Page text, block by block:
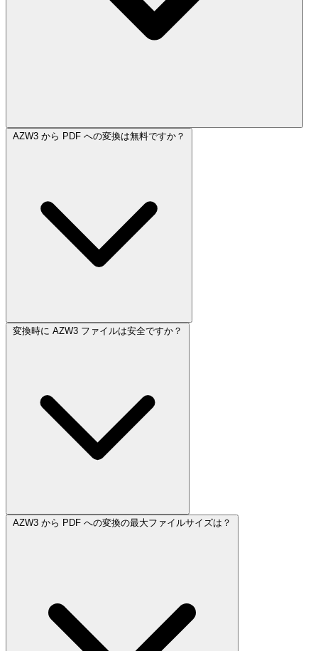
AZW3 から PDF への変換は無料ですか？
変換時に AZW3 ファイルは安全ですか？
AZW3 から PDF への変換の最大ファイルサイズは？